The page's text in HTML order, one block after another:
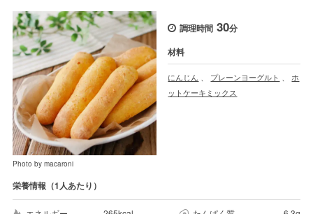
Photo by macaroni
調理時間 30分
材料
にんじん 、 プレーンヨーグルト 、ホ
ットケーキミックス
栄養情報（1人あたり）